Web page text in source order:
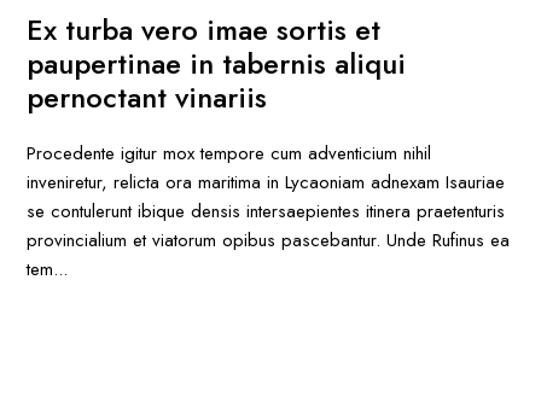
Ex turba vero imae sortis et
paupertinae in tabernis aliqui
pernoctant vinariis
Procedente igitur mox tempore cum adventicium nihil
inveniretur, relicta ora maritima in Lycaoniam adnexam Isauriae
se contulerunt ibique densis intersaepientes itinera praetenturis
provincialium et viatorum opibus pascebantur. Unde Rufinus ea
tem...